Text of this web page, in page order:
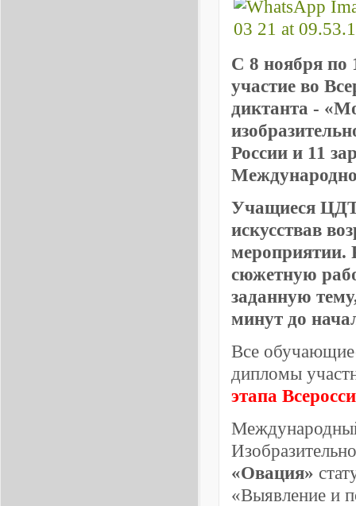
С 8 ноября по
участие во
диктанта -
России и 11
Учащиеся
искусствав
мероприятии.
сюжетную
заданную
минут до
Все
дипломы
этапа
«Овация»
«Выявление и